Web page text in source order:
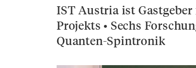
IST Austria ist
Projekts • Sechs
Quanten-Spintronik